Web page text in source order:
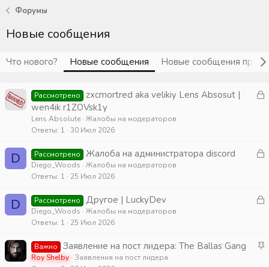
Форумы
Новые сообщения
Что нового? Новые сообщения Новые сообщения
З
т
Рассмотрено
zxcmortred aka velikiy Lens Absosut |
wen4ik r1ZOVsk1y
Lens Absolute Жалобы на модераторов
Ответы 1 30 Июл 2026
D
З
ы
Рассмотрено Жалоба на администратора discord
Diego_Woods
Жалобы на модераторов
Ответы 1 25 Июл 2026
D
З
ы
Рассмотрено Другое | LuckyDev
Diego_Woods
Жалобы на модераторов
Ответы 1 25 Июл 2026
З
Важно Заявление на пост лидера: The Ballas Gang
Roy Shelby Заявления на пост лидера